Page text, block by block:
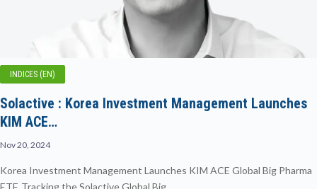
INDICES (EN)
Solactive : Korea Investment Management Launches
KIM ACE…
Nov 20, 2024
Korea Investment Management Launches KIM ACE Global Big Pharma
ETF, Tracking the Solactive Global Big…